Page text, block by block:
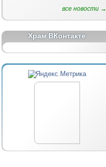
все новости →
Храм ВКонтакте